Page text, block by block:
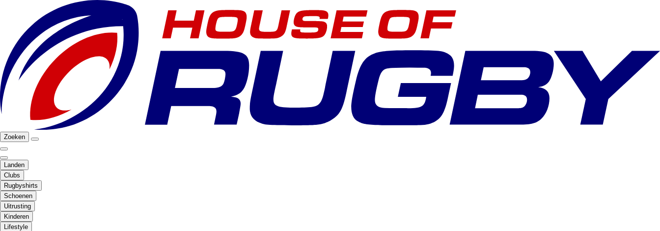
Zoeken
Landen
Clubs
Rugbyshirts
Schoenen
Uitrusting
Kinderen
Lifestyle